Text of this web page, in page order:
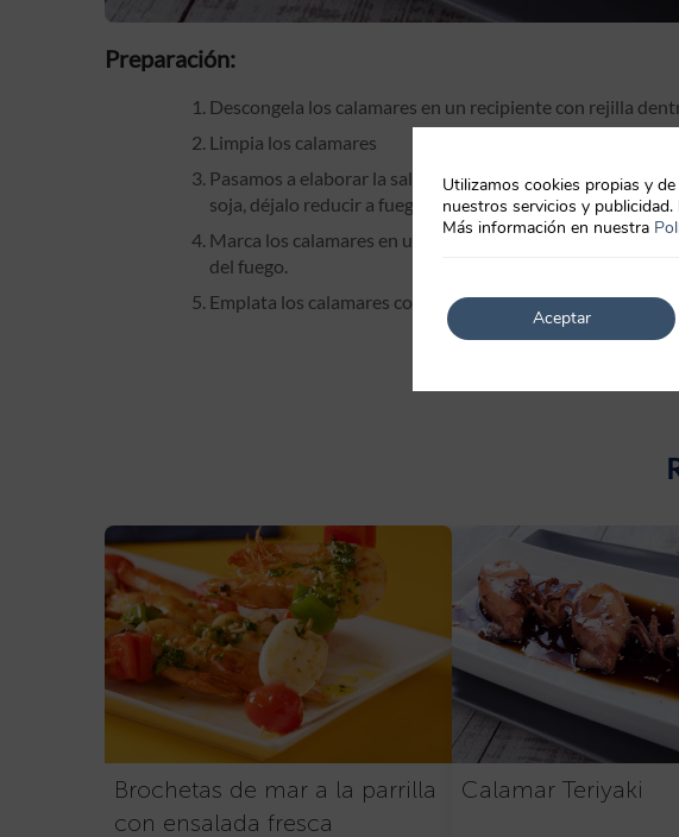
Preparación:
Descongela los calamares en un recipiente con rejilla
Limpia los calamares
Pasamos a elaborar la salsa Teriyaki. Para ello debes
soja, déjalo reducir a fuego bajo durante 10 minutos.
Marca los calamares en una sartén y añade la salsa, deja
del fuego.
Emplata los calamares con la salsa Teriyaki y termina
Brochetas de mar a la parrilla
con ensalada fresca
Calamar Teriyaki
Utilizamos cookies propias y
nuestros servicios y
Más información en nuestra
Aceptar